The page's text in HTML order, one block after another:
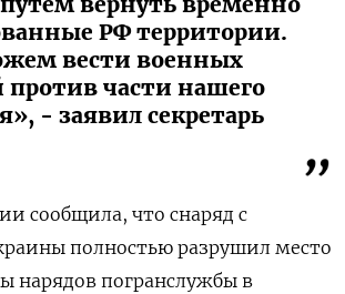
РФ территории.
вести военных
против части нашего
- заявил секретарь
сообщила, что снаряд с
полностью разрушил место
нарядов погранслужбы в